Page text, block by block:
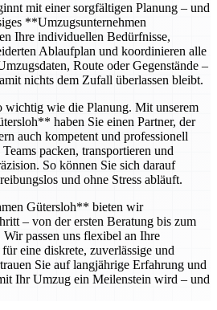
mit einer sorgfältigen Planung – und
**Umzugsunternehmen
Ihre individuellen Bedürfnisse,
Ablaufplan und koordinieren alle
Route oder Gegenstände –
nichts dem Zufall überlassen bleibt.
wichtig wie die Planung. Mit unserem
haben Sie einen Partner, der
auch kompetent und professionell
packen, transportieren und
So können Sie sich darauf
und ohne Stress abläuft.
Gütersloh** bieten wir
– von der ersten Beratung bis zum
passen uns flexibel an Ihre
eine diskrete, zuverlässige und
Sie auf langjährige Erfahrung und
Ihr Umzug ein Meilenstein wird – und